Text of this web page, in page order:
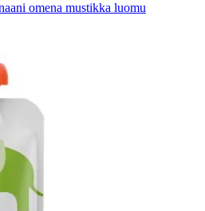
omena mustikka luomu